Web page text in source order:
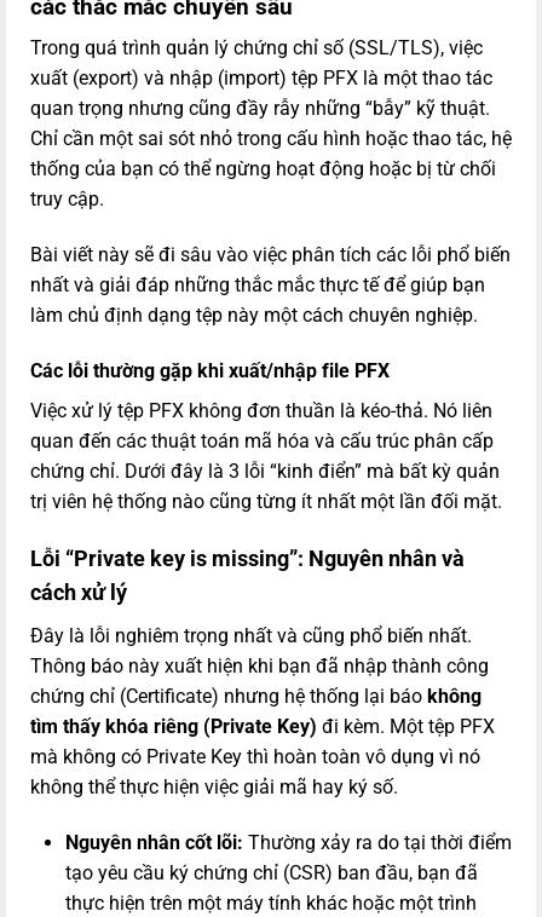
các thắc mắc chuyên sâu
Trong quá trình quản lý chứng chỉ số (SSL/TLS), việc
xuất (export) và nhập (import) tệp PFX là một thao tác
quan trọng nhưng cũng đầy rẫy những “bẫy” kỹ thuật.
Chỉ cần một sai sót nhỏ trong cấu hình hoặc thao tác, hệ
thống của bạn có thể ngừng hoạt động hoặc bị từ chối
truy cập.
Bài viết này sẽ đi sâu vào việc phân tích các lỗi phổ biến
nhất và giải đáp những thắc mắc thực tế để giúp bạn
làm chủ định dạng tệp này một cách chuyên nghiệp.
Các lỗi thường gặp khi xuất/nhập file PFX
Việc xử lý tệp PFX không đơn thuần là kéo-thả. Nó liên
quan đến các thuật toán mã hóa và cấu trúc phân cấp
chứng chỉ. Dưới đây là 3 lỗi “kinh điển” mà bất kỳ quản
trị viên hệ thống nào cũng từng ít nhất một lần đối mặt.
Lỗi “Private key is missing”: Nguyên nhân và
cách xử lý
Đây là lỗi nghiêm trọng nhất và cũng phổ biến nhất.
Thông báo này xuất hiện khi bạn đã nhập thành công
chứng chỉ (Certificate) nhưng hệ thống lại báo không
tìm thấy khóa riêng (Private Key) đi kèm. Một tệp PFX
mà không có Private Key thì hoàn toàn vô dụng vì nó
không thể thực hiện việc giải mã hay ký số.
Nguyên nhân cốt lõi: Thường xảy ra do tại thời điểm
tạo yêu cầu ký chứng chỉ (CSR) ban đầu, bạn đã
thực hiện trên một máy tính khác hoặc một trình